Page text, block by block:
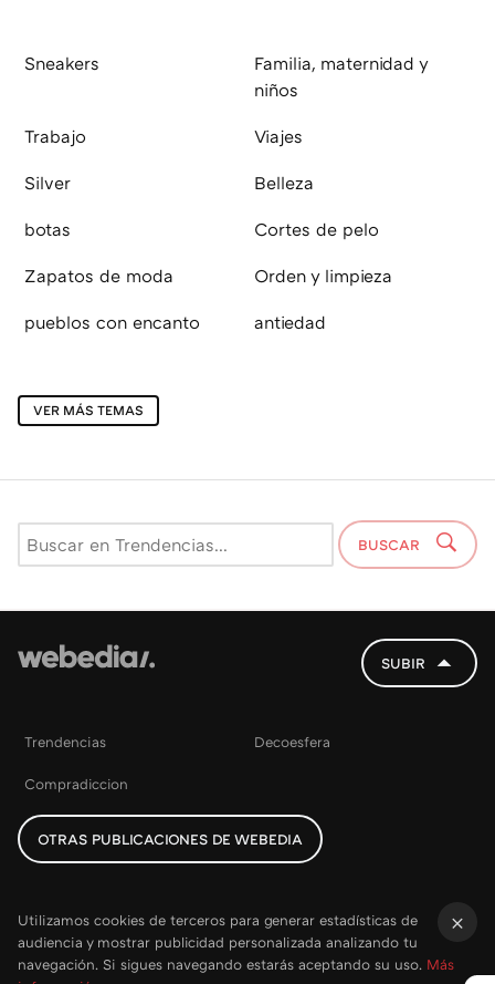
Sneakers
Familia, maternidad y
niños
Trabajo Viajes
Silver Belleza
botas Cortes de pelo
Zapatos de moda Orden y limpieza
pueblos con encanto antiedad
VER MÁS TEMAS
BUSCAR
SUBIR
Trendencias Decoesfera
Compradiccion
OTRAS PUBLICACIONES DE WEBEDIA
Utilizamos cookies de terceros para generar estadísticas de
audiencia y mostrar publicidad personalizada analizando tu
navegación. Si sigues navegando estarás aceptando su uso. Más